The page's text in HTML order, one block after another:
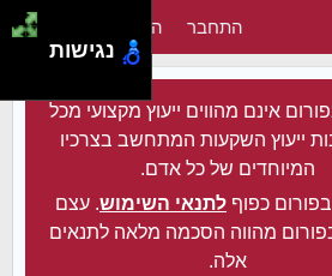
התחבר הירשם
אינם מהווים ייעוץ מקצועי מכל
ייעוץ השקעות המתחשב בצרכיו
המיוחדים של כל אדם.
כפוף לתנאי השימוש. עצם
מהווה הסכמה מלאה לתנאים
אלה.
נגישות